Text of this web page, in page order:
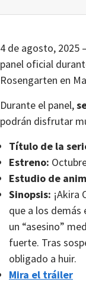
4 de agosto, 2025 –
panel oficial
Rosengarten en
Durante el panel,
podrán disfrutar
Título de la
Estreno:
Estudio de
Sinopsis: ¡Akira
que a los demás
un “asesino”
fuerte. Tras
obligado a huir.
Mira el tráiler